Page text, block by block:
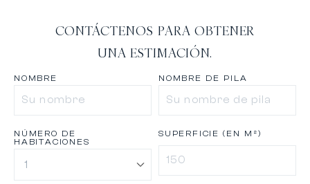
CONTÁCTENOS PARA OBTENER
UNA ESTIMACIÓN.
NOMBRE NOMBRE DE PILA
NÚMERO DE
HABITACIONES
SUPERFICIE (EN M²)